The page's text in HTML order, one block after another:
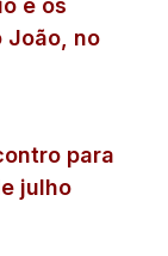
e os
João, no
para
julho